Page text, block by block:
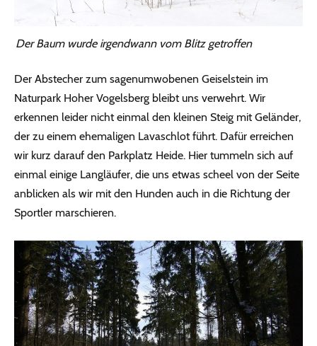
Der Baum wurde irgendwann vom Blitz getroffen
Der Abstecher zum sagenumwobenen Geiselstein im
Naturpark Hoher Vogelsberg bleibt uns verwehrt. Wir
erkennen leider nicht einmal den kleinen Steig mit Geländer,
der zu einem ehemaligen Lavaschlot führt. Dafür erreichen
wir kurz darauf den Parkplatz Heide. Hier tummeln sich auf
einmal einige Langläufer, die uns etwas scheel von der Seite
anblicken als wir mit den Hunden auch in die Richtung der
Sportler marschieren.